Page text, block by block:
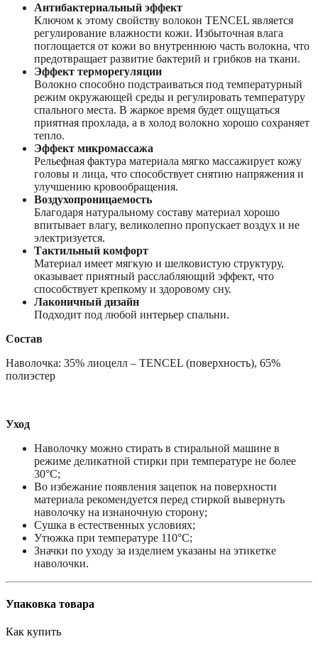
Антибактериальный эффект
Ключом к этому свойству волокон TENCEL является
регулирование влажности кожи. Избыточная влага
поглощается от кожи во внутреннюю часть волокна, что
предотвращает развитие бактерий и грибков на ткани.
Эффект терморегуляции
Волокно способно подстраиваться под температурный
режим окружающей среды и регулировать температуру
спального места. В жаркое время будет ощущаться
приятная прохлада, а в холод волокно хорошо сохраняет
тепло.
Эффект микромассажа
Рельефная фактура материала мягко массажирует кожу
головы и лица, что способствует снятию напряжения и
улучшению кровообращения.
Воздухопроницаемость
Благодаря натуральному составу материал хорошо
впитывает влагу, великолепно пропускает воздух и не
электризуется.
Тактильный комфорт
Материал имеет мягкую и шелковистую структуру,
оказывает приятный расслабляющий эффект, что
способствует крепкому и здоровому сну.
Лаконичный дизайн
Подходит под любой интерьер спальни.
Состав
Наволочка: 35% лиоцелл – TENCEL (поверхность), 65%
полиэстер
Уход
Наволочку можно стирать в стиральной машине в
режиме деликатной стирки при температуре не более
30°С;
Во избежание появления зацепок на поверхности
материала рекомендуется перед стиркой вывернуть
наволочку на изнаночную сторону;
Сушка в естественных условиях;
Утюжка при температуре 110°С;
Значки по уходу за изделием указаны на этикетке
наволочки.
Упаковка товара
Как купить